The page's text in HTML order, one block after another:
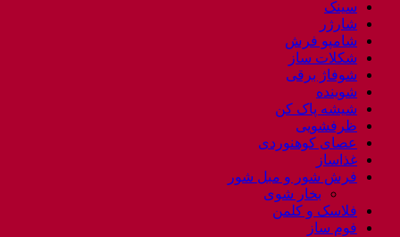
سینک
شارژر
شامپو فرش
شکلات ساز
شوفاژ برقی
شوینده
شیشه پاک کن
ظرفشویی
عصای کوهنوردی
غذاساز
فرش شور و مبل شور
بخار شوی
فلاسک و کلمن
فوم ساز